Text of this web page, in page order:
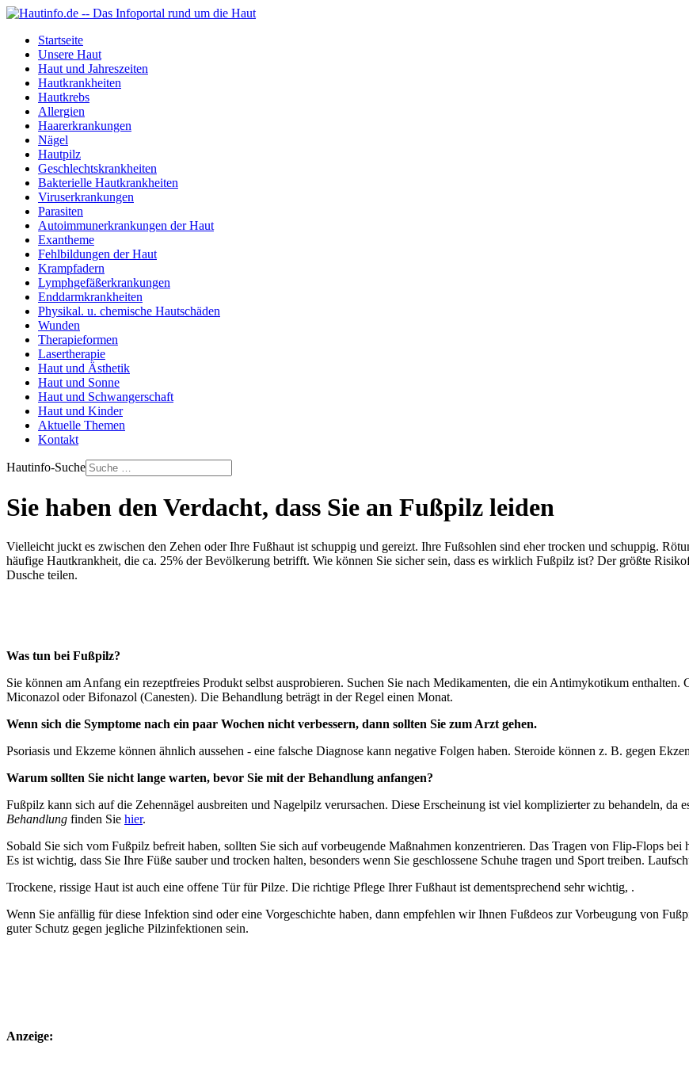
Startseite
Unsere Haut
Haut und Jahreszeiten
Hautkrankheiten
Hautkrebs
Allergien
Haarerkrankungen
Nägel
Hautpilz
Geschlechtskrankheiten
Bakterielle Hautkrankheiten
Viruserkrankungen
Parasiten
Autoimmunerkrankungen der Haut
Exantheme
Fehlbildungen der Haut
Krampfadern
Lymphgefäßerkrankungen
Enddarmkrankheiten
Physikal. u. chemische Hautschäden
Wunden
Therapieformen
Lasertherapie
Haut und Ästhetik
Haut und Sonne
Haut und Schwangerschaft
Haut und Kinder
Aktuelle Themen
Kontakt
Hautinfo-Suche
Sie haben den Verdacht, dass Sie an Fußpilz leiden
Vielleicht juckt es zwischen den Zehen oder Ihre Fußhaut ist schuppig und gereizt. Ihre Fußsohlen sind eher trocken und schuppig.
häufige Hautkrankheit, die ca. 25% der Bevölkerung betrifft. Wie können Sie sicher sein, dass es wirklich Fußpilz ist? Der größte
Dusche teilen.
Was tun bei Fußpilz?
Sie können am Anfang ein rezeptfreies Produkt selbst ausprobieren. Suchen Sie nach Medikamenten, die ein Antimykotikum
Miconazol oder Bifonazol (Canesten). Die Behandlung beträgt in der Regel einen Monat.
Wenn sich die Symptome nach ein paar Wochen nicht verbessern, dann sollten Sie zum Arzt gehen.
Psoriasis und Ekzeme können ähnlich aussehen - eine falsche Diagnose kann negative Folgen haben. Steroide können z. B. gegen
Warum sollten Sie nicht lange warten, bevor Sie mit der Behandlung anfangen?
Fußpilz kann sich auf die Zehennägel ausbreiten und Nagelpilz verursachen. Diese Erscheinung ist viel komplizierter zu behandeln, da
Behandlung finden Sie hier.
Sobald Sie sich vom Fußpilz befreit haben, sollten Sie sich auf vorbeugende Maßnahmen konzentrieren. Das Tragen von Flip-Flops
Es ist wichtig, dass Sie Ihre Füße sauber und trocken halten, besonders wenn Sie geschlossene Schuhe tragen und Sport treiben.
Trockene, rissige Haut ist auch eine offene Tür für Pilze. Die richtige Pflege Ihrer Fußhaut ist dementsprechend sehr wichtig, .
Wenn Sie anfällig für diese Infektion sind oder eine Vorgeschichte haben, dann empfehlen wir Ihnen Fußdeos zur Vorbeugung von
guter Schutz gegen jegliche Pilzinfektionen sein.
Anzeige: